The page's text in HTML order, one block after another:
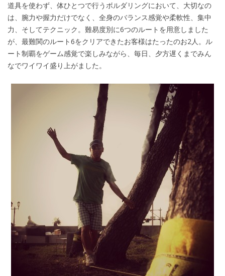
道具を使わず、体ひとつで行うボルダリングにおいて、大切なの
は、腕力や握力だけでなく、全身のバランス感覚や柔軟性、集中
力、そしてテクニック。難易度別に6つのルートを用意しました
が、最難関のルート6をクリアできたお客様はたったのお2人。ル
ート制覇をゲーム感覚で楽しみながら、毎日、夕方遅くまでみん
なでワイワイ盛り上がました。